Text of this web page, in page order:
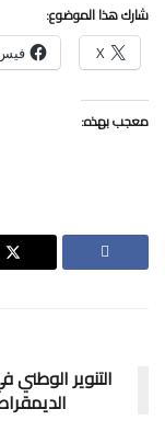
شارك هذا الموضوع:
X
معجب بهذه:
التنوير